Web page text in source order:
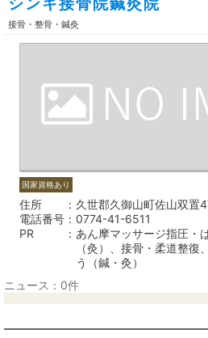
接骨・整骨・鍼灸
国家資格あり
住所
久世郡久御山町佐山双置
電話番号
0774-41-6511
PR
あん摩マッサージ指圧・
（灸）、接骨・柔道整復
う（鍼・灸）
ニュース：0件